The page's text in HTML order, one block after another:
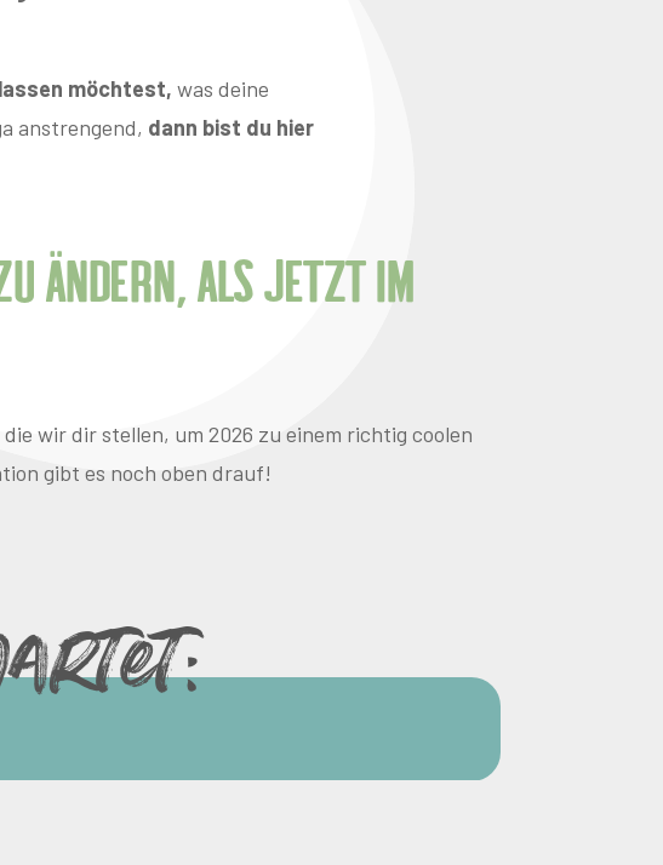
möchtest, was deine
anstrengend, dann bist du hier
ändern, als jetzt im
wir dir stellen, um 2026 zu einem richtig coolen
gibt es noch oben drauf!